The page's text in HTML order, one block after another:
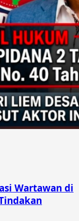
Wartawan di